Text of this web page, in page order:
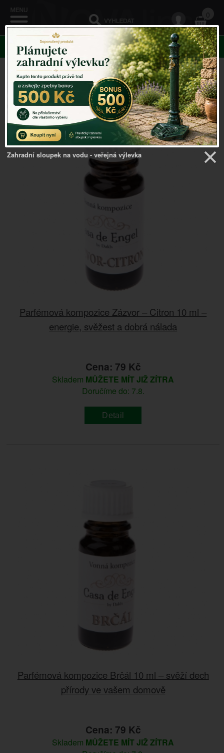
0
KATEGORIE
Povzbuzující a osvěžující vůně
Parfémová kompozice Zázvor – Citron 10 ml –
energie, svěžest a dobrá nálada
Cena: 79 Kč
Skladem MŮŽETE MÍT JIŽ ZÍTRA
Doručíme do: 7.8.
Detail
Parfémová kompozice Brčál 10 ml – svěží dech
přírody ve vašem domově
Cena: 79 Kč
Skladem MŮŽETE MÍT JIŽ ZÍTRA
Zahradní sloupek na vodu - veřejná výlevka